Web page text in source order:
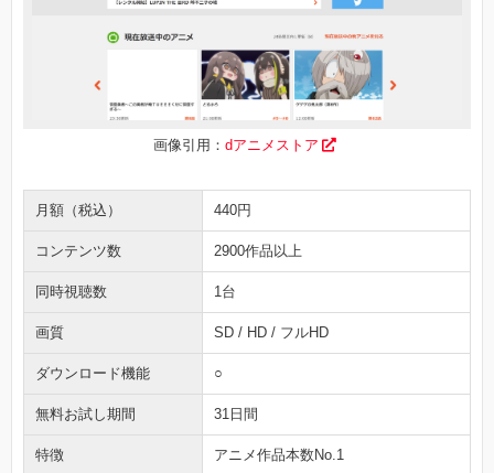
画像引用： dアニメストア
月額（税込） 440円
コンテンツ数 2900作品以上
同時視聴数 1台
画質 SD / HD / フルHD
ダウンロード機能 ○
無料お試し期間 31日間
特徴 アニメ作品本数No.1